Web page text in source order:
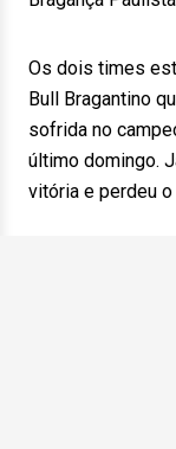
Os dois times
Bull Bragantino
sofrida no
último domingo.
vitória e perdeu